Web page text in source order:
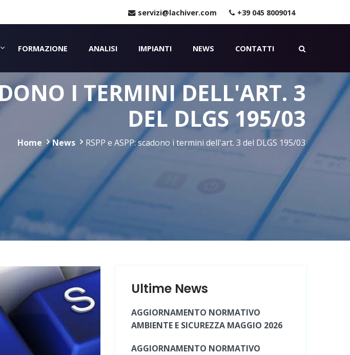
servizi@lachiver.com +39 045 8009014
FORMAZIONE ANALISI IMPIANTI NEWS CONTATTI
I TERMINI DELL'ART. 3
DEL DLGS 195/03
Home News RSPP e ASPP: scadono i termini dell'art. 3 del DLGS 195/03
Ultime News
AGGIORNAMENTO NORMATIVO
AMBIENTE E SICUREZZA MAGGIO 2026
AGGIORNAMENTO NORMATIVO